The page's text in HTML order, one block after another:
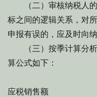
（二）审核纳税人的
标之间的逻辑关系，对
申报有误的，应及时向
（三）按季计算分析
算公式如下：
本年累计应
应税销售额